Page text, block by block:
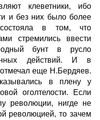
клеветники, ибо
и без них было более
в том, что
стремились ввести
бунт в русло
действий. И в
еще Н.Бердяев.
в плену у
оголтелости. Если
революции, нигде не
революцией, то зачем